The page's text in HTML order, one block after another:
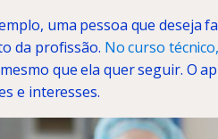
uma pessoa que deseja
da profissão. No curso técnico,
que ela quer seguir. O
e interesses.